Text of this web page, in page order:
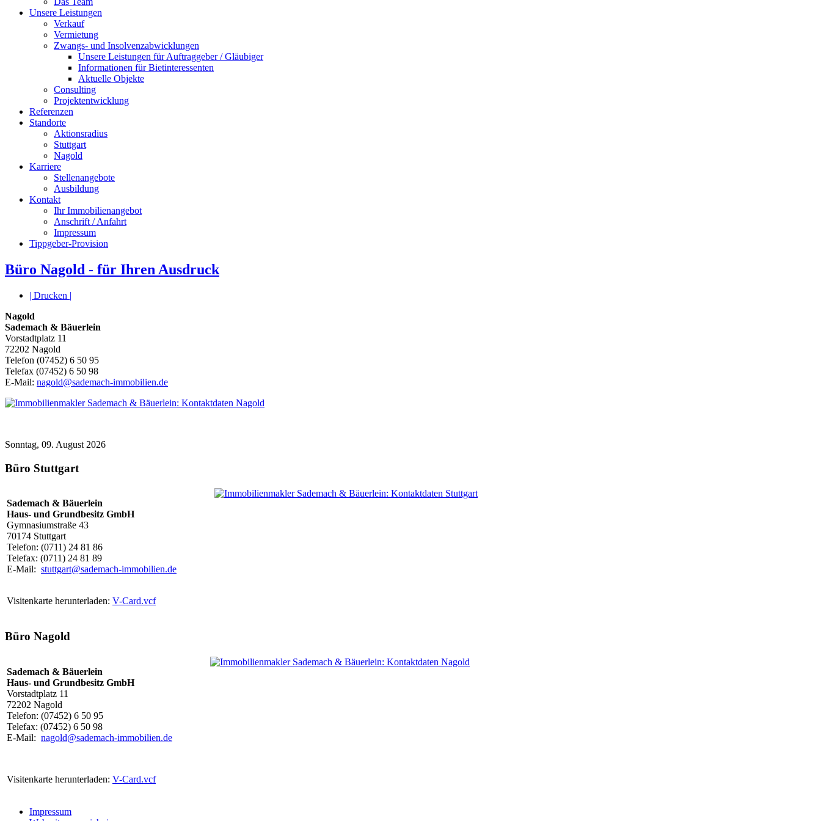
Unsere Leistungen
Verkauf
Vermietung
Zwangs- und Insolvenzabwicklungen
Unsere Leistungen für Auftraggeber / Gläubiger
Informationen für Bietinteressenten
Aktuelle Objekte
Consulting
Projektentwicklung
Referenzen
Standorte
Aktionsradius
Stuttgart
Nagold
Karriere
Stellenangebote
Ausbildung
Kontakt
Ihr Immobilienangebot
Anschrift / Anfahrt
Impressum
Tippgeber-Provision
Büro Nagold - für Ihren Ausdruck
| Drucken |
Nagold
Sademach & Bäuerlein
Vorstadtplatz 11
72202 Nagold
Telefon (07452) 6 50 95
Telefax (07452) 6 50 98
E-Mail: nagold@sademach-immobilien.de
Sonntag, 09. August 2026
Büro Stuttgart
Sademach & Bäuerlein
Haus- und Grundbesitz GmbH
Gymnasiumstraße 43
70174 Stuttgart
Telefon: (0711) 24 81 86
Telefax: (0711) 24 81 89
E-Mail: stuttgart@sademach-immobilien.de
Visitenkarte herunterladen: V-Card.vcf
Büro Nagold
Sademach & Bäuerlein
Haus- und Grundbesitz GmbH
Vorstadtplatz 11
72202 Nagold
Telefon: (07452) 6 50 95
Telefax: (07452) 6 50 98
E-Mail: nagold@sademach-immobilien.de
Visitenkarte herunterladen: V-Card.vcf
Impressum